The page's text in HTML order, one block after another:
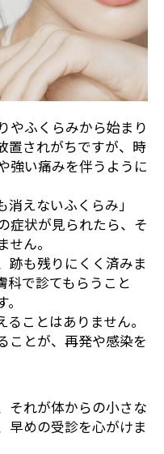
やふくらみから始まり
置されがちですが、時
強い痛みを伴うように
消えないふくらみ」
症状が見られたら、そ
ん。
跡も残りにくく済みま
科で診てもらうこと
ことはありません。
ことが、再発や感染を
それが体からの小さな
早めの受診を心がけま